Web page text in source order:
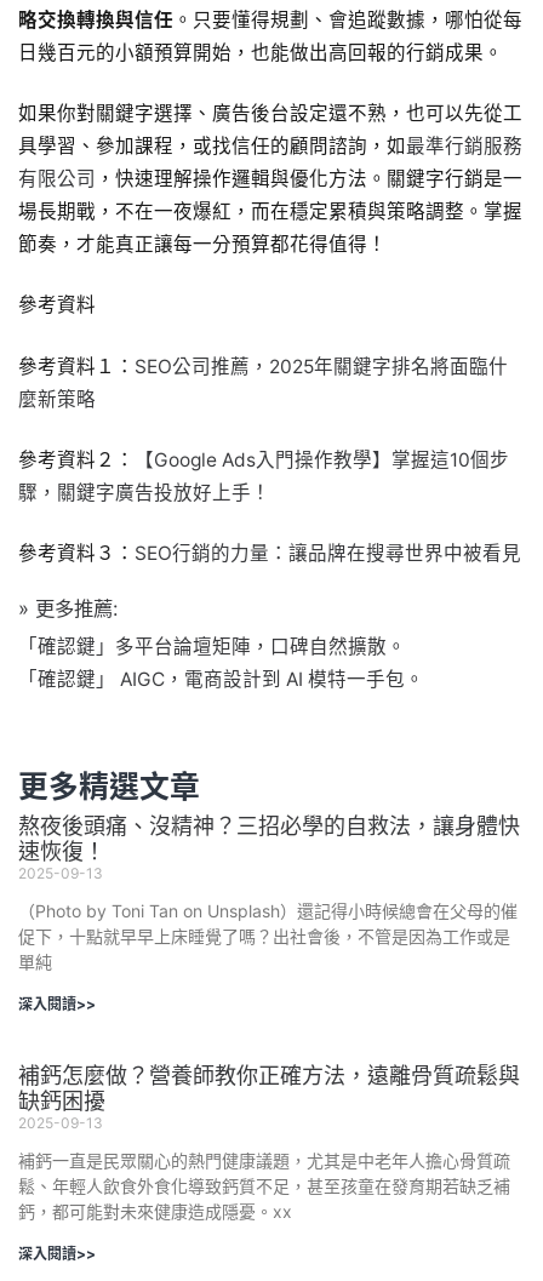
略交換轉換與信任 。只要懂得規劃、會追蹤數據，哪怕從每
日幾百元的小額預算開始，也能做出高回報的行銷成果。
如果你對關鍵字選擇、廣告後台設定還不熟，也可以先從工
具學習、參加課程，或找信任的顧問諮詢，如最準行銷服務
有限公司 ，快速理解操作邏輯與優化方法。關鍵字行銷是一
場長期戰，不在一夜爆紅，而在穩定累積與策略調整。掌握
節奏，才能真正讓每一分預算都花得值得！
參考資料
參考資料１： SEO公司推薦，2025年關鍵字排名將面臨什
麼新策略
參考資料２：
【Google Ads入門操作教學】掌握這10個步
驟，關鍵字廣告投放好上手！
參考資料３： SEO行銷的力量：讓品牌在搜尋世界中被看見
» 更多推薦:
「確認鍵」多平台論壇矩陣，口碑自然擴散。
「確認鍵」 AIGC，電商設計到 AI 模特一手包。
更多精選文章
熬夜後頭痛、沒精神？三招必學的自救法，讓身體快
速恢復！
2025-09-13
（Photo by Toni Tan on Unsplash）還記得小時候總會在父母的催
促下，十點就早早上床睡覺了嗎？出社會後，不管是因為工作或是
單純
深入閱讀>>
補鈣怎麼做？營養師教你正確方法，遠離骨質疏鬆與
缺鈣困擾
2025-09-13
補鈣一直是民眾關心的熱門健康議題，尤其是中老年人擔心骨質疏
鬆、年輕人飲食外食化導致鈣質不足，甚至孩童在發育期若缺乏補
鈣，都可能對未來健康造成隱憂。xx
深入閱讀>>